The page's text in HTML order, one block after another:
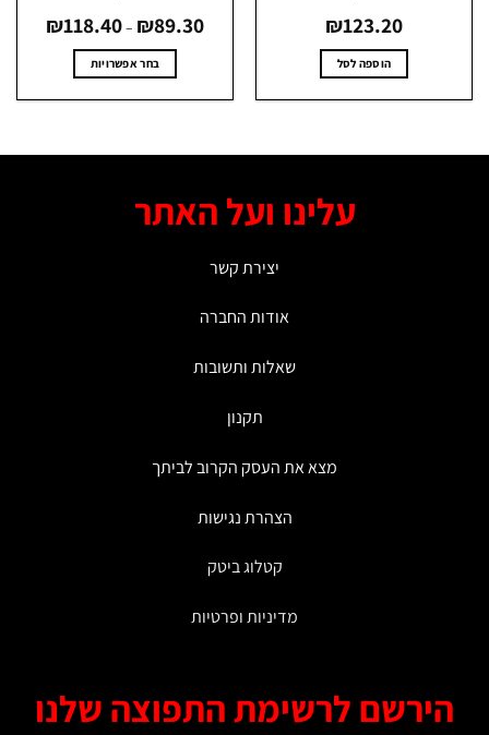
₪123.20
הוספה לסל
₪89.30
–
₪118.40 מחירים:
עד
בחר אפשרויות
מספר
ניתן
לבחור עלינו ועל האתר
יצירת קשר
אודות החברה
שאלות ותשובות
מצא את העסק הקרוב לביתך
הצהרת נגישות
קטלוג ביטק
מדיניות ופרטיות
לרשימת התפוצה שלנו